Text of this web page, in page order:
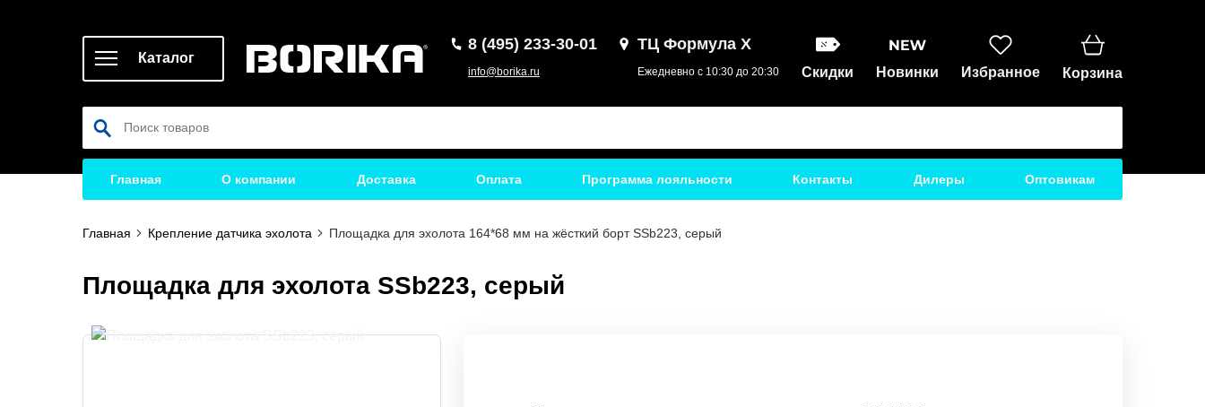
Каталог
8 (495) 233-30-01
info@borika.ru
ТЦ Формула Х
Ежедневно с 10:30 до 20:30 Скидки Новинки Избранное Корзина
Главная О компании Доставка Оплата Программа лояльности Контакты Дилеры Оптовикам
Главная Крепление датчика эхолота Площадка для эхолота 164*68 мм на жёсткий борт SSb223, серый
Площадка для эхолота SSb223, серый